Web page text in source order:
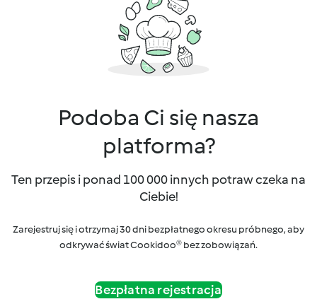
Podoba Ci się nasza
platforma?
Ten przepis i ponad 100 000 innych potraw czeka na
Ciebie!
Zarejestruj się i otrzymaj 30 dni bezpłatnego okresu próbnego, aby
odkrywać świat Cookidoo® bez zobowiązań.
Bezpłatna rejestracja